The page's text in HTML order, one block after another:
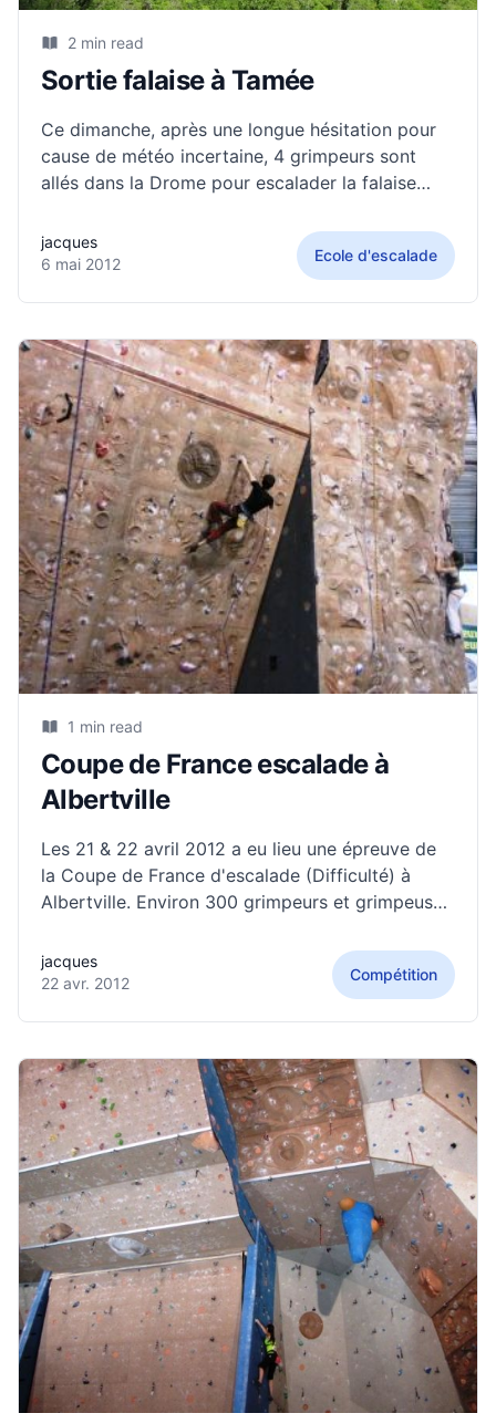
2 min read
Sortie falaise à Tamée
Ce dimanche, après une longue hésitation pour
cause de météo incertaine, 4 grimpeurs sont
allés dans la Drome pour escalader la falaise
du petit village de Tamée, à 1h30 de
Villefontaine. Romaric, Romain, Baptiste et Pierre
jacques
6 mai 2012
Ecole d'escalade
1 min read
Coupe de France escalade à
Albertville
Les 21 & 22 avril 2012 a eu lieu une épreuve de
la Coupe de France d'escalade (Difficulté) à
Albertville. Environ 300 grimpeurs et grimpeuses
haut), en catégories Minime / Cadet / Junio /
Senior. 5 jeunes de l'ASVF Montagne
jacques
22 avr. 2012
Compétition